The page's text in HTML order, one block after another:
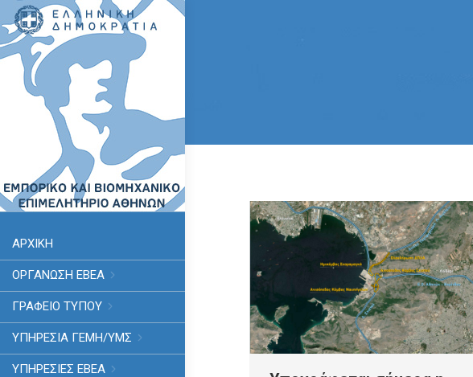
ΑΡΧΙΚΗ
ΟΡΓΑΝΩΣΗ ΕΒΕΑ
ΓΡΑΦΕΙΟ ΤΥΠΟΥ
ΥΠΗΡΕΣΊΑ ΓΕΜΗ/ΥΜΣ
ΥΠΗΡΕΣΙΕΣ ΕΒΕΑ